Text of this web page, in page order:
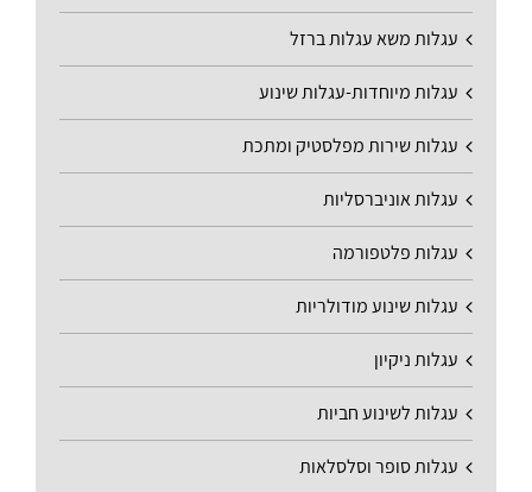
עגלות משא עגלות ברזל
עגלות מיוחדות-עגלות שינוע
עגלות שירות מפלסטיק ומתכת
עגלות אוניברסליות
עגלות פלטפורמה
עגלות שינוע מודולריות
עגלות ניקיון
עגלות לשינוע חביות
עגלות סופר וסלסלאות